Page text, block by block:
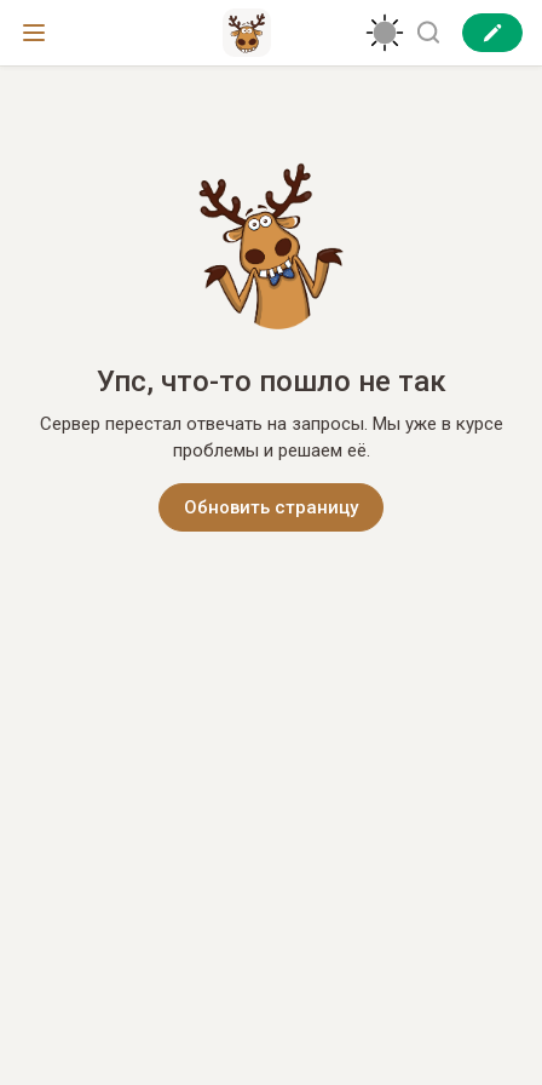
Упс, что-то пошло не так
Сервер перестал отвечать на запросы. Мы уже в курсе
проблемы и решаем её.
Обновить страницу